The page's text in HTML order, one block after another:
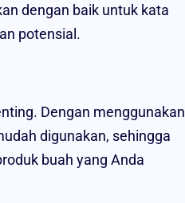
dengan baik untuk kata
potensial.
Dengan menggunakan
digunakan, sehingga
buah yang Anda